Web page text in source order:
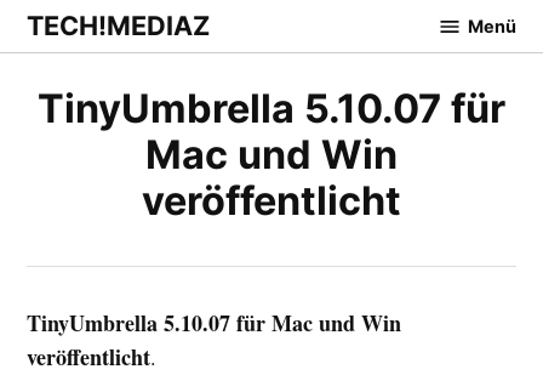
Zum
Inhalt
TECH!MEDIAZ Menü
TinyUmbrella 5.10.07 für
Mac und Win
veröffentlicht
TinyUmbrella 5.10.07 für Mac und Win
veröffentlicht.